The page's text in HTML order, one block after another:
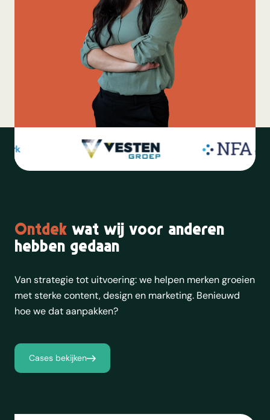
Ontdek wat wij voor anderen
hebben gedaan
Van strategie tot uitvoering: we helpen merken groeien
met sterke content, design en marketing. Benieuwd
hoe we dat aanpakken?
Cases bekijken